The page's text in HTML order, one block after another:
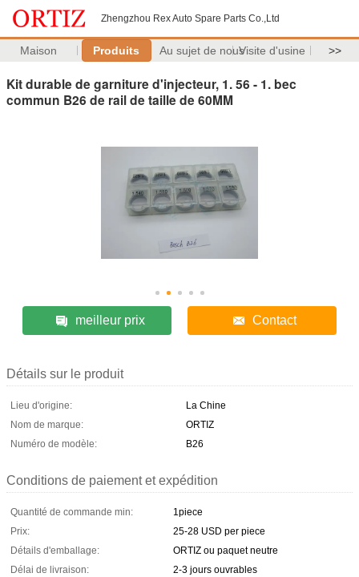
Zhengzhou Rex Auto Spare Parts Co.,Ltd
Maison Produits Au sujet de nousVisite d'usine >>
Kit durable de garniture d'injecteur, 1. 56 - 1. bec
commun B26 de rail de taille de 60MM
meilleur prix Contact
Détails sur le produit
Lieu d'origine:
La Chine
Nom de marque:
ORTIZ
Numéro de modèle:
B26
Conditions de paiement et expédition
Quantité de commande min:
1piece
Prix:
25-28 USD per piece
Détails d'emballage:
ORTIZ ou paquet neutre
Délai de livraison:
2-3 jours ouvrables